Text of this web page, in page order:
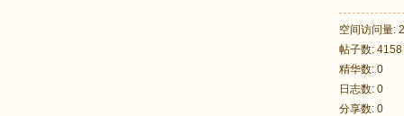
空间访问量:
帖子数: 4158
精华数: 0
日志数: 0
分享数: 0